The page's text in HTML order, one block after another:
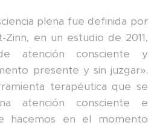
plena fue definida por
en un estudio de 2011,
atención consciente y
presente y sin juzgar».
terapéutica que se
atención consciente e
hacemos en el momento